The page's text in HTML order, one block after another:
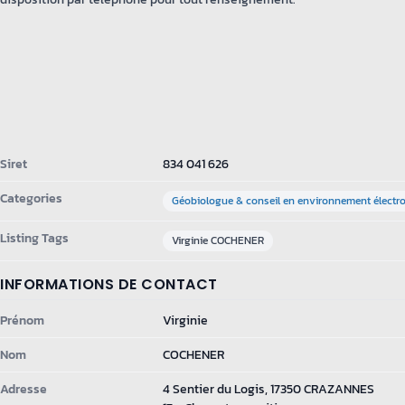
Siret
834 041 626
Categories
Géobiologue & conseil en environnement
Listing Tags Virginie COCHENER
INFORMATIONS DE CONTACT
Prénom
Virginie
Nom
COCHENER
Adresse
4 Sentier du Logis, 17350 CRAZANNES